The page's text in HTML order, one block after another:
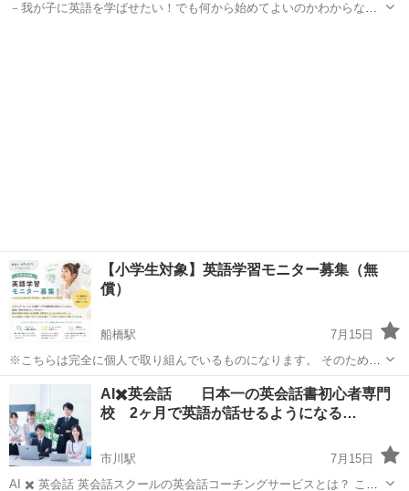
－我が子に英語を学ばせたい！でも何から始めてよいのかわからな
【小学生対象】英語学習モニター募集（無
償）
船橋駅
7月15日
※こちらは完全に個人で取り組んでいるものになります。 そのため、
多々至らぬ点はあるかと思いますが、 個人だからこそ、会社のやり方
やルールに捉われず 『世界でたった1人のあなたのお子様』に対して
本人の大切な個性が生きるようなア...
千葉 船橋市 船橋駅 その他 子ども
AI✖️英会話 日本一の英会話書初心者専門
校 2ヶ月で英語が話せるようになる…
市川駅
7月15日
AI ✖️ 英会話 英会話スクールの英会話コーチングサービスとは？ この